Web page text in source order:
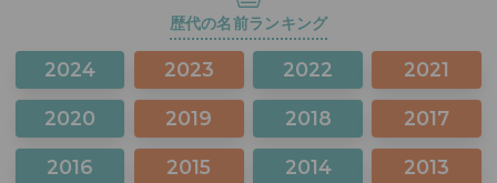
歴代の名前ランキング
2024 2023 2022 2021
2020 2019 2018 2017
2016 2015 2014 2013